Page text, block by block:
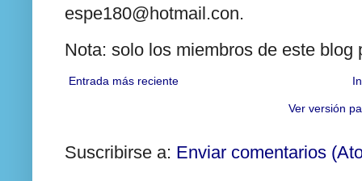
espe180@hotmail.con.
Nota: solo los miembros de este
Entrada más reciente
Ver versión
Suscribirse a: Enviar comentarios